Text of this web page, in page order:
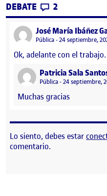
DEBATE 2EN PEC 1:
José María Ibáñez
Visibilidad:
Pública 24 septiembre,
Ok, adelante con el trabajo.
Patricia Sala
Visibilidad:
Pública 24 septiembre,
Muchas gracias
Lo siento, debes estar
comentario.